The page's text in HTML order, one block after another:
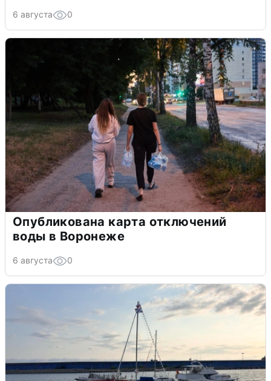
6 августа 0
Опубликована карта отключений
воды в Воронеже
6 августа 0